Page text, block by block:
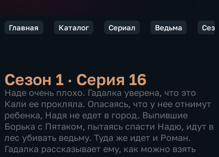
Главная Каталог Сериал Ведьма
Сезон 1 · Серия 16
Наде очень плохо. Гадалка уверена, что это
Кали ее прокляла. Опасаясь, что у нее отнимут
ребенка, Надя не едет в город. Выпившие
Борька с Пятаком, пытаясь спасти Надю, идут в
лес убивать ведьму. Туда же идет и Роман.
Гадалка рассказывает ему, как можно взять